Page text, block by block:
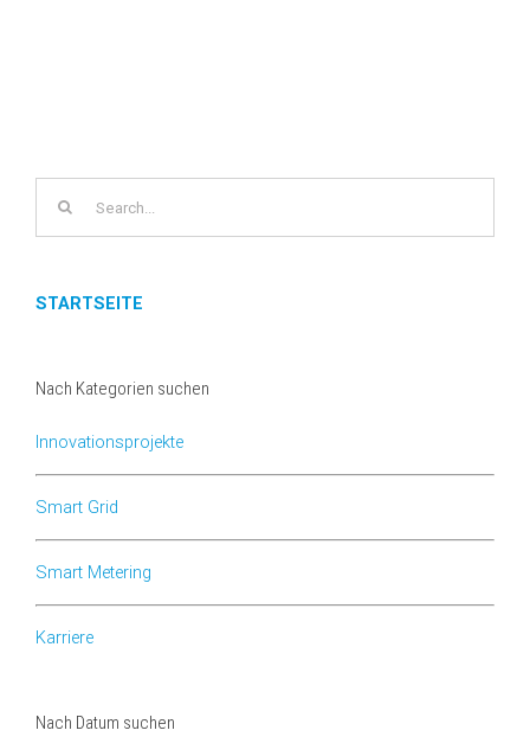
STARTSEITE
Nach Kategorien suchen
Innovationsprojekte
Smart Grid
Smart Metering
Karriere
Nach Datum suchen